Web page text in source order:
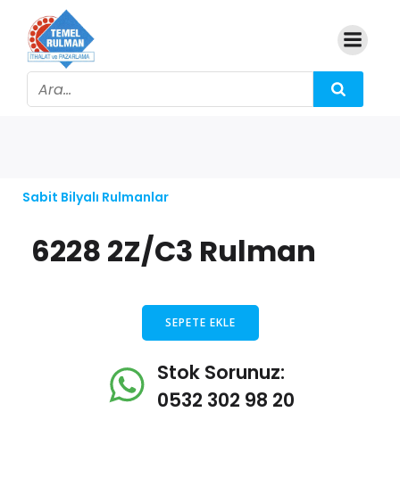
Sabit Bilyalı Rulmanlar
6228 2Z/C3 Rulman
SEPETE EKLE
Stok Sorunuz:
0532 302 98 20